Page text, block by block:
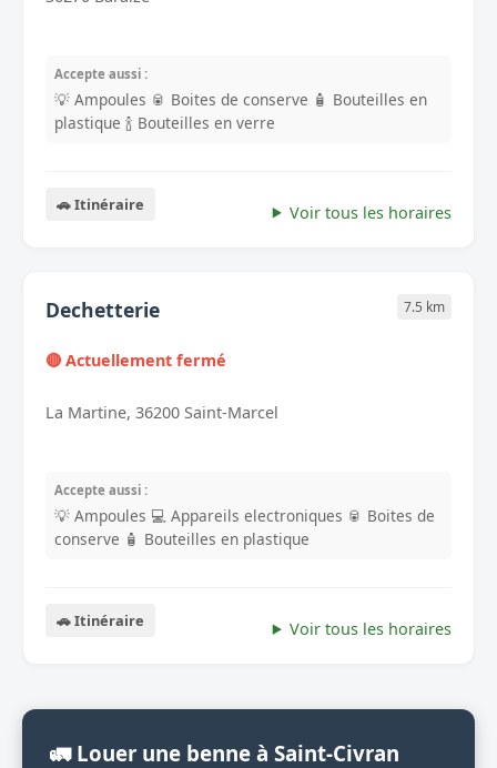
Accepte aussi :
💡 Ampoules 🥫 Boites de conserve 🧴 Bouteilles en
plastique 🍾 Bouteilles en verre
🚗 Itinéraire Voir tous les horaires
Dechetterie 7.5 km
🔴 Actuellement fermé
La Martine, 36200 Saint-Marcel
Accepte aussi :
💡 Ampoules 💻 Appareils electroniques 🥫 Boites de
conserve 🧴 Bouteilles en plastique
🚗 Itinéraire Voir tous les horaires
🚛 Louer une benne à Saint-Civran